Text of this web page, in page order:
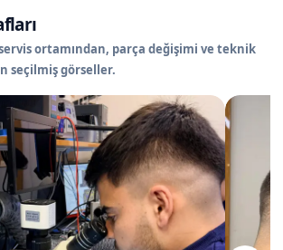
ortamından, parça değişimi ve teknik
seçilmiş görseller.